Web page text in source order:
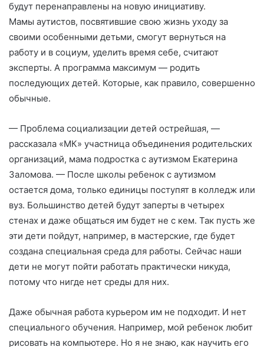
будут перенаправлены на новую инициативу.
Мамы аутистов, посвятившие свою жизнь уходу за
своими особенными детьми, смогут вернуться на
работу и в социум, уделить время себе, считают
эксперты. А программа максимум — родить
последующих детей. Которые, как правило, совершенно
обычные.
— Проблема социализации детей острейшая, —
рассказала «МК» участница объединения родительских
организаций, мама подростка с аутизмом Екатерина
Заломова. — После школы ребенок с аутизмом
остается дома, только единицы поступят в колледж или
вуз. Большинство детей будут заперты в четырех
стенах и даже общаться им будет не с кем. Так пусть же
эти дети пойдут, например, в мастерские, где будет
создана специальная среда для работы. Сейчас наши
дети не могут пойти работать практически никуда,
потому что нигде нет среды для них.
Даже обычная работа курьером им не подходит. И нет
специального обучения. Например, мой ребенок любит
рисовать на компьютере. Но я не знаю, как научить его